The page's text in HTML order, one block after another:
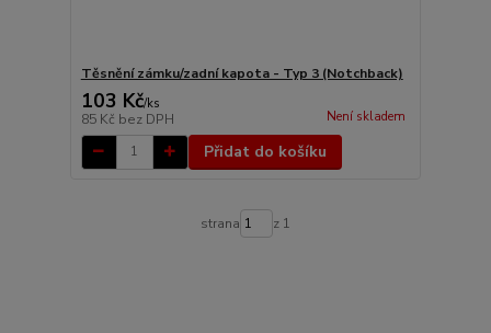
Těsnění zámku/zadní kapota - Typ 3 (Notchback)
103 Kč/ks
85 Kč bez DPH Není skladem
Přidat do košíku
strana z 1